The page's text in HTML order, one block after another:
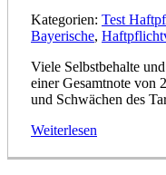
Kategorien: Test
Bayerische,
Viele Selbstbehalte
einer Gesamtnote von
und Schwächen des
Weiterlesen